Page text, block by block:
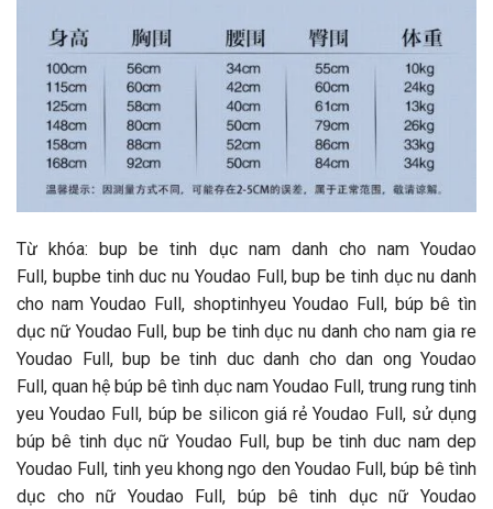
Từ khóa: bup be tinh dục nam danh cho nam Youdao
Full, bupbe tinh duc nu Youdao Full, bup be tinh dục nu danh
cho nam Youdao Full, shoptinhyeu Youdao Full, búp bê tìn
dục nữ Youdao Full, bup be tinh dục nu danh cho nam gia re
Youdao Full, bup be tinh duc danh cho dan ong Youdao
Full, quan hệ búp bê tình dục nam Youdao Full, trung rung tinh
yeu Youdao Full, búp be silicon giá rẻ Youdao Full, sử dụng
búp bê tinh dục nữ Youdao Full, bup be tinh duc nam dep
Youdao Full, tinh yeu khong ngo den Youdao Full, búp bê tình
dục cho nữ Youdao Full, búp bê tinh dục nữ Youdao